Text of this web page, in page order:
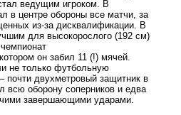
ведущим игроком. В
в центре обороны все матчи, за
из-за дисквалификации. В
для высокорослого (192 см)
он забил 11 (!) мячей.
не только футбольную
почти двухметровый защитник в
всю оборону соперников и едва
завершающими ударами.